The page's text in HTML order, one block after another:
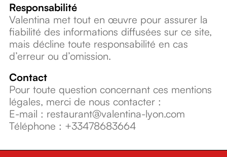
Responsabilité
Valentina met tout en œuvre pour assurer la
fiabilité des informations diffusées sur ce site,
mais décline toute responsabilité en cas
d’erreur ou d’omission.
Contact
Pour toute question concernant ces mentions
légales, merci de nous contacter :
E-mail : restaurant@valentina-lyon.com
Téléphone : +33478683664